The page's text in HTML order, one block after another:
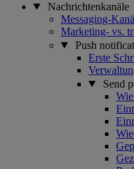
Nachrichtenkanäle
Messaging-
Marketing- vs.
Push
Erste
Send